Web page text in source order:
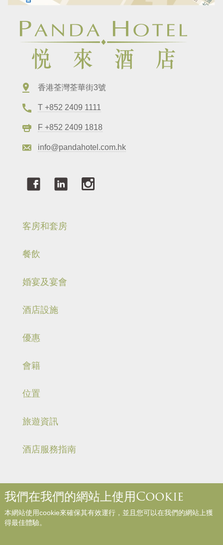
香港荃灣荃華街3號
T +852 2409 1111
F +852 2409 1818
info@pandahotel.com.hk
客房和套房
餐飲
婚宴及宴會
酒店設施
優惠
會籍
位置
旅遊資訊
酒店服務指南
網站地圖
我們在我們的網站上使用Cookie
本網站使用cookie來確保其有效運行，並且您可以在我們的網站上獲
得最佳體驗。